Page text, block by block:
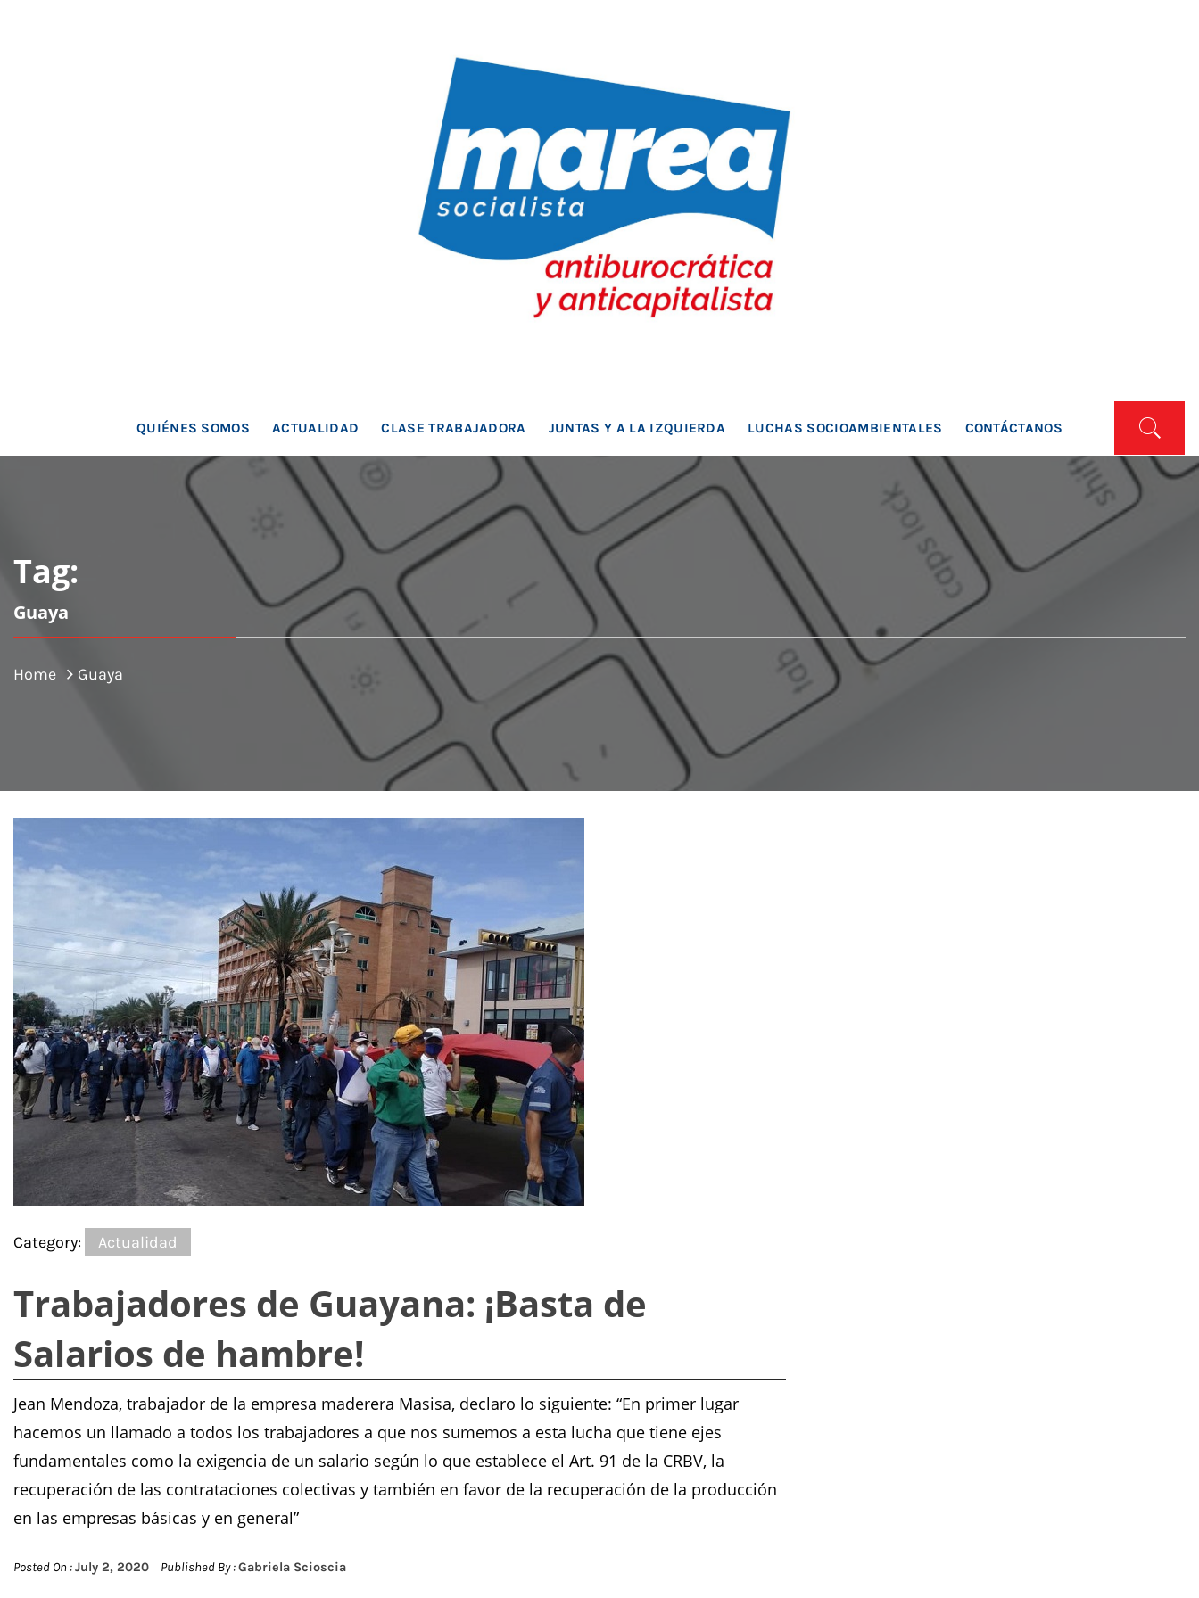
MAREA SOCIALISTA
QUIÉNES SOMOS ACTUALIDAD CLASE TRABAJADORA JUNTAS Y A LA IZQUIERDA LUCHAS SOCIOAMBIENTALES CONTÁCTANOS
Tag:
Guaya
Home Guaya
Category: Actualidad
Trabajadores de Guayana: ¡Basta de
Salarios de hambre!
Jean Mendoza, trabajador de la empresa maderera Masisa, declaro lo siguiente: “En primer lugar
hacemos un llamado a todos los trabajadores a que nos sumemos a esta lucha que tiene ejes
fundamentales como la exigencia de un salario según lo que establece el Art. 91 de la CRBV, la
recuperación de las contrataciones colectivas y también en favor de la recuperación de la producción
en las empresas básicas y en general”
Posted On :July 2, 2020 Published By :Gabriela Scioscia